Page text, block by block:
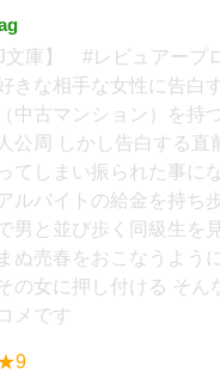
文庫】 #レビュアープ
きな相手な女性に告白
中古マンション）を持
公周 しかし告白する直
てしまい振られた事に
ルバイトの給金を持ち
男と並び歩く同級生を
ぬ売春をおこなうよう
の女に押し付ける そん
メです